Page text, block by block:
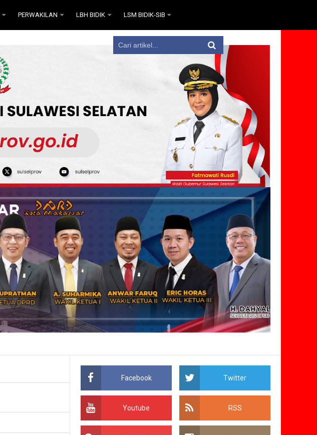
PERWAKILAN LBH BIDIK LSM BIDIK-SIB
Facebook Twitter
Youtube RSS